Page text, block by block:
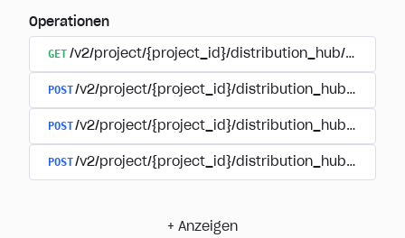
Operationen
GET /v2/project/{project_id}/distribution_hub/order/
POST/v2/project/{project_id}/distribution_hub/
POST/v2/project/{project_id}/distribution_hub/
POST/v2/project/{project_id}/distribution_hub/
+ Anzeigen